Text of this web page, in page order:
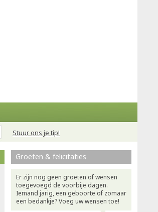
Stuur ons je tip!
Groeten & felicitaties
Er zijn nog geen groeten of wensen
toegevoegd de voorbije dagen.
Iemand jarig, een geboorte of zomaar
een bedankje? Voeg uw wensen toe!